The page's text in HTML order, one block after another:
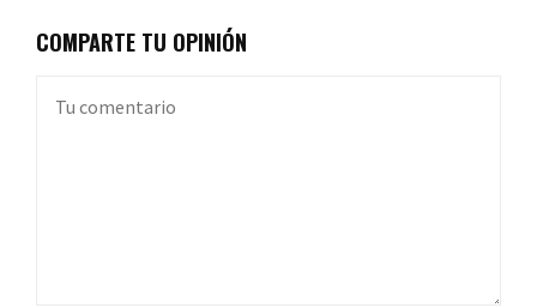
COMPARTE TU OPINIÓN